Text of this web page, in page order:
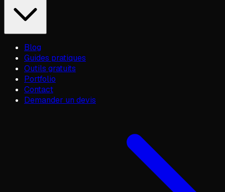
Blog
Guides pratiques
Outils gratuits
Portfolio
Contact
Demander un devis